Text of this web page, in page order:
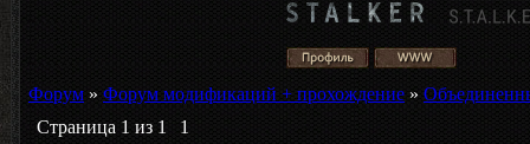
Форум » Форум модификаций + прохождение »
Страница 1 из 1 1